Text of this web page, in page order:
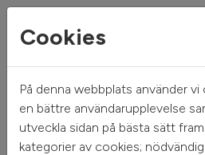
Mitt hem Sök ledigt
Cookies
På denna webbplats använder
en bättre användarupplevelse
utveckla sidan på bästa sätt
kategorier av cookies;